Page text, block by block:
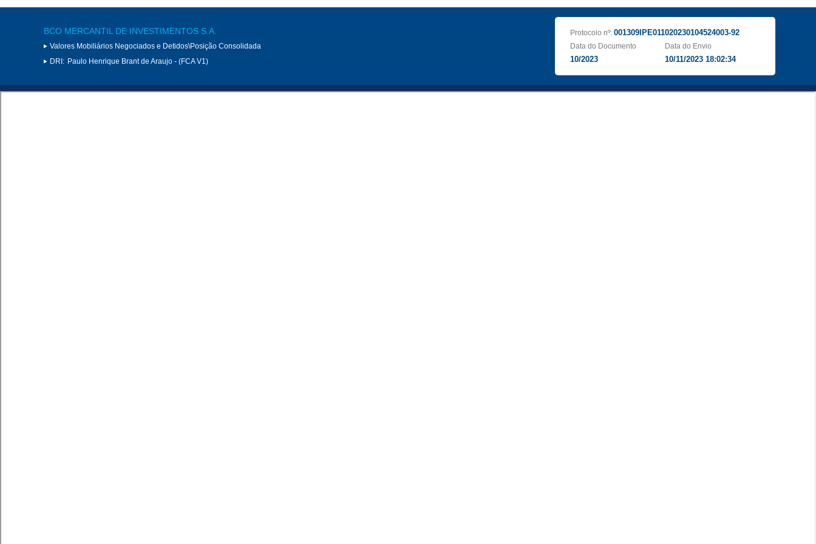
BCO MERCANTIL DE INVESTIMENTOS S.A.
Valores Mobiliários Negociados e Detidos\Posição Consolidada
DRI: Paulo Henrique Brant de Araujo - (FCA V1)
Protocolo nº: 001309IPE011020230104524003-92
Data do Documento
10/2023
Data do Envio
10/11/2023 18:02:34